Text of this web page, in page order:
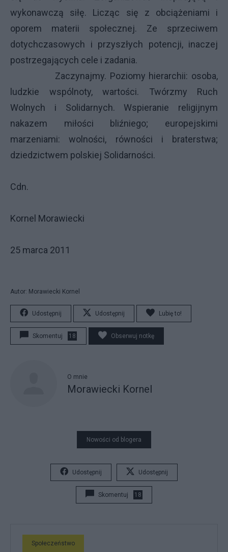
wykonawczą siłę. Licząc się z obciążeniami i
oporem materii społecznej. Ze sprzeciwem
dotychczasowych i przyszłych potencji, inaczej
postrzegających cele i zadania.
Zaczynajmy. Poziomy hierarchii: osoba,
ludzkie wspólnoty, wartości. Twórzmy Ruch
Wolnych i Solidarnych. Wspieranie religijnym
nakazem miłości bliźniego; europejskimi
marzeniami: wolności, równości i braterstwa;
dziedzictwem polskiej Solidarności.
Cdn.
Kornel Morawiecki
25 marca 2011
Autor: Morawiecki Kornel
Udostępnij Udostępnij Lubię to!
Skomentuj 18 Obserwuj notkę
O mnie
Morawiecki Kornel
Nowości od blogera
Udostępnij Udostępnij
Skomentuj 18
Społeczeństwo